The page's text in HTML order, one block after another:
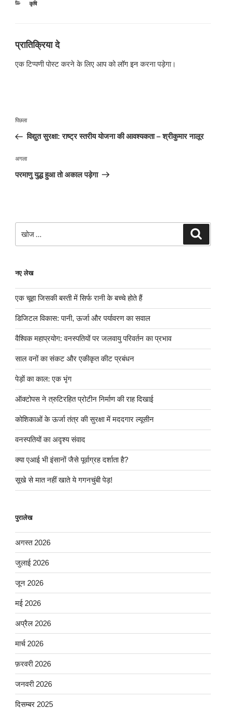
श्रेणियाँ
कृषि
प्रातिक्रिया दे
एक टिप्पणी पोस्ट करने के लिए आप कोलॉग इनकरना पड़ेगा।
पोस्ट
पिछला
पोस्ट:
पिछला
विद्युत सुरक्षा: राष्ट्र स्तरीय योजना की आवश्यकता – श्रीकुमार नालूर
अगली
पोस्ट
अगला
परमाणु युद्ध हुआ तो अकाल पड़ेगा
नए लेख
एक चूहा जिसकी बस्ती में सिर्फ रानी के बच्चे होते हैं
डिजिटल विकास: पानी, ऊर्जा और पर्यावरण का सवाल
वैश्विक महाप्रयोग: वनस्पतियों पर जलवायु परिवर्तन का प्रभाव
साल वनों का संकट और एकीकृत कीट प्रबंधन
पेड़ों का काल: एक भृंग
ऑक्टोपस ने त्रुटिरहित प्रोटीन निर्माण की राह दिखाई
कोशिकाओं के ऊर्जा तंत्र की सुरक्षा में मददगार ल्यूसीन
वनस्पतियों का अदृश्य संवाद
क्या एआई भी इंसानों जैसे पूर्वाग्रह दर्शाता है?
सूखे से मात नहीं खाते ये गगनचुंबी पेड़!
पुरालेख
अगस्त 2026
जुलाई 2026
जून 2026
मई 2026
अप्रैल 2026
मार्च 2026
फ़रवरी 2026
जनवरी 2026
दिसम्बर 2025